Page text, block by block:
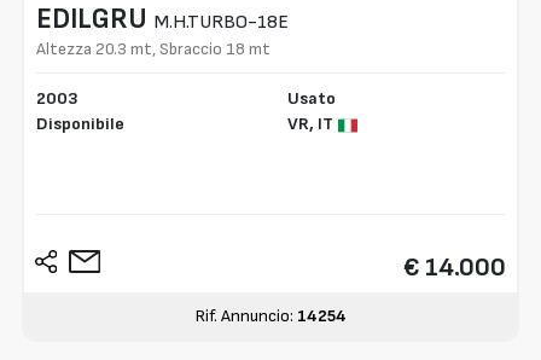
EDILGRU M.H.TURBO-18E
Altezza 20.3 mt, Sbraccio 18 mt
2003
Disponibile
Usato
VR, IT
€ 14.000
Rif. Annuncio: 14254